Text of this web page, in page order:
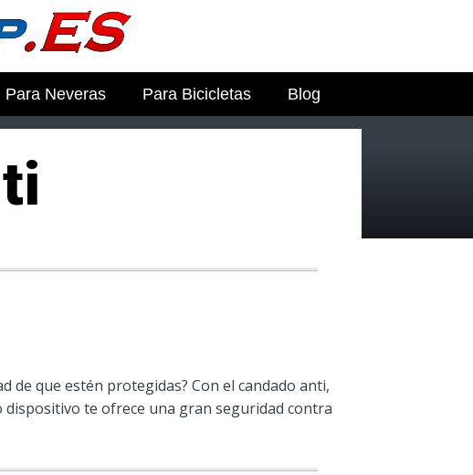
Para Neveras Para Bicicletas Blog
de que estén protegidas? Con el candado anti,
te ofrece una gran seguridad contra